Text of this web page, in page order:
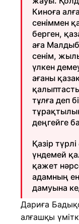
Киноға
сеніммен
берген,
аға
сенім,
үлкен
ағаны
тұлға деп
деңгейге
Қазір
үндемей
қажет
адамның
дамуына
Дариға
алғашқы